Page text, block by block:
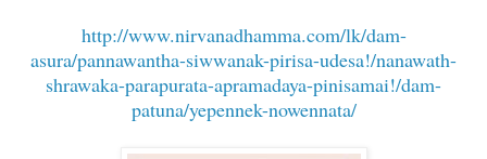
http://www.nirvanadhamma.com/lk/dam-
asura/pannawantha-siwwanak-pirisa-udesa!/nanawath-
shrawaka-parapurata-apramadaya-pinisamai!/dam-
patuna/yepennek-nowennata/